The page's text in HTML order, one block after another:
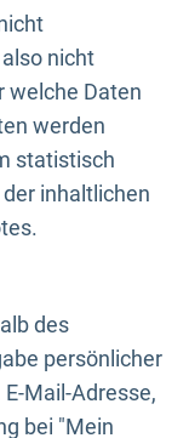
nicht
welche Daten
werden
statistisch
inhaltlichen
des
persönlicher
Mail-Adresse,
bei "Mein